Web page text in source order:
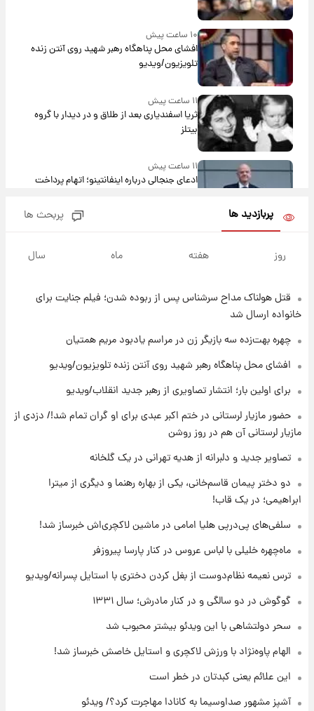
۱۰ ساعت پیش
افشای محل پناهگاه‌ رهبر شهید روی آنتن زنده
تلویزیون/ویدیو
۱۱ ساعت پیش
ثریا اسفندیاری بعد از طلاق و در دیدار با گروه
بیتلز
۱۱ ساعت پیش
ادعای جنجالی درباره اینفانتینو؛ اتهام پرداخت
آلزایمر و زوال عقل افزایش می‌یابد؟
۱۱ ساعت پیش
۱۲ ساعت پیش
مرداد ۱۴۰۵ +جدول
۱۲ ساعت پیش
شوید+ فیلم
+جدول
۱۳ ساعت پیش
قیمت محصولات ایران‌خودرو و سایپا امروز شنبه
پربازدید ها پربحث ها
روز هفته ماه سال
قتل هولناک مداح سرشناس پس از ربوده شدن؛ فیلم جنایت برای
خانواده ارسال شد
چهره بهت‌زده سه بازیگر زن در مراسم یادبود مریم همتیان
افشای محل پناهگاه‌ رهبر شهید روی آنتن زنده تلویزیون/ویدیو
برای اولین بار؛ انتشار تصاویری از رهبر جدید انقلاب/ویدیو
حضور مازیار لرستانی در ختم اکبر عبدی برای او گران تمام شد!/ دزدی از
مازیار لرستانی آن هم در روز روشن
تصاویر جدید و دلبرانه از هدیه تهرانی در یک گلخانه
دو دختر پیمان قاسم‌خانی، یکی از بهاره رهنما و دیگری از میترا
ابراهیمی؛ در یک قاب!
سلفی‌های پی‌درپی هلیا امامی در ماشین لاکچری‌اش خبرساز شد!
ماه‌چهره خلیلی با لباس عروس در کنار پارسا پیروزفر
ترس نعیمه نظام‌دوست از بغل کردن دختری با استایل پسرانه/ویدیو
گوگوش در دو سالگی و در کنار مادرش؛ سال ۱۳۳۱
سحر دولتشاهی با این ویدئو بیشتر محبوب شد
الهام پاوه‌نژاد با ورزش لاکچری و استایل خاصش خبرساز شد!
این علائم یعنی کبدتان در خطر است
آشپز مشهور صداوسیما به کانادا مهاجرت کرد؟/ ویدئو